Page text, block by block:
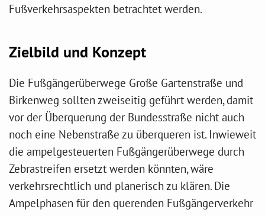
Fußverkehrsaspekten betrachtet werden.
Zielbild und Konzept
Die Fußgängerüberwege Große Gartenstraße und
Birkenweg sollten zweiseitig geführt werden, damit
vor der Überquerung der Bundesstraße nicht auch
noch eine Nebenstraße zu überqueren ist. Inwieweit
die ampelgesteuerten Fußgängerüberwege durch
Zebrastreifen ersetzt werden könnten, wäre
verkehrsrechtlich und planerisch zu klären. Die
Ampelphasen für den querenden Fußgängerverkehr